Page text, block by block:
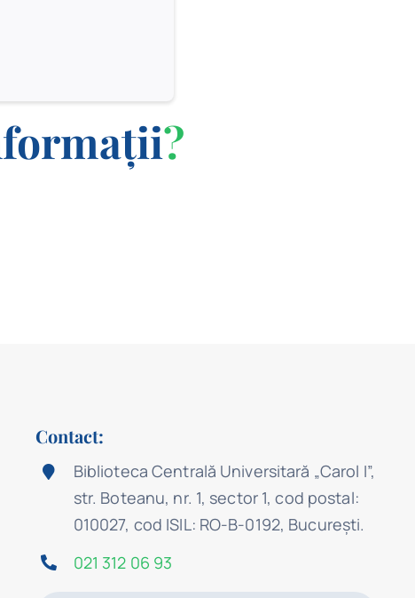
?
Contact:
Biblioteca Centrală Universitară „Carol I”,
str. Boteanu, nr. 1, sector 1, cod postal:
010027, cod ISIL: RO-B-0192, Bucureşti.
021 312 06 93